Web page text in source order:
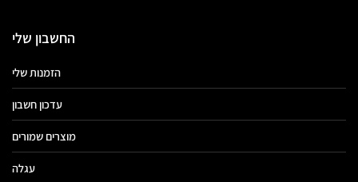
החשבון שלי
הזמנות שלי
עדכון חשבון
מוצרים שמורים
עגלה